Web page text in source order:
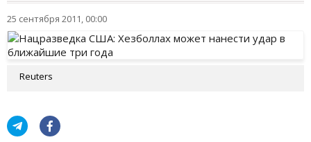
25 сентября 2011, 00:00
Reuters